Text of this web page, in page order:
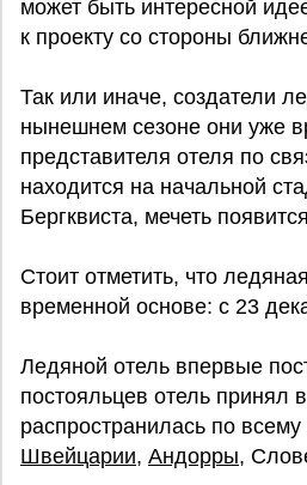
может быть интересной
к проекту со стороны
Так или иначе, создатели
нынешнем сезоне они уже
представителя отеля по
находится на начальной
Бергквиста, мечеть
Стоит отметить, что
временной основе: с 23
Ледяной отель впервые
постояльцев отель принял
распространилась по
Швейцарии, Андорры,